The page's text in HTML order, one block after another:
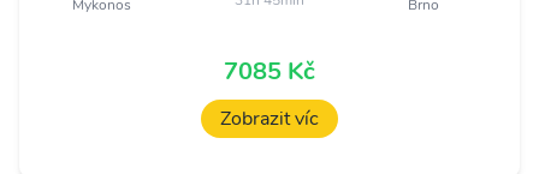
Mykonos
Brno
7085 Kč
Zobrazit víc